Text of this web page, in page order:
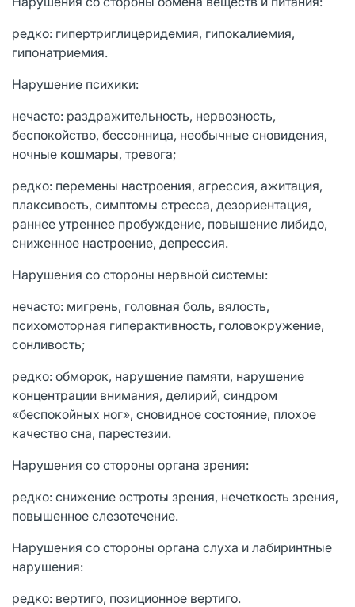
редко: гипертриглицеридемия, гипокалиемия,
гипонатриемия.
Нарушение психики:
нечасто: раздражительность, нервозность,
беспокойство, бессонница, необычные сновидения,
ночные кошмары, тревога;
редко: перемены настроения, агрессия, ажитация,
плаксивость, симптомы стресса, дезориентация,
раннее утреннее пробуждение, повышение либидо,
сниженное настроение, депрессия.
Нарушения со стороны нервной системы:
нечасто: мигрень, головная боль, вялость,
психомоторная гиперактивность, головокружение,
сонливость;
редко: обморок, нарушение памяти, нарушение
концентрации внимания, делирий, синдром
«беспокойных ног», сновидное состояние, плохое
качество сна, парестезии.
Нарушения со стороны органа зрения:
редко: снижение остроты зрения, нечеткость зрения,
повышенное слезотечение.
Нарушения со стороны органа слуха и лабиринтные
нарушения:
редко: вертиго, позиционное вертиго.